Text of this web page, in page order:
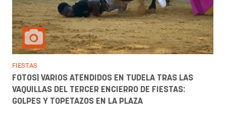
FIESTAS
FOTOS| VARIOS ATENDIDOS EN TUDELA TRAS LAS
VAQUILLAS DEL TERCER ENCIERRO DE FIESTAS:
GOLPES Y TOPETAZOS EN LA PLAZA